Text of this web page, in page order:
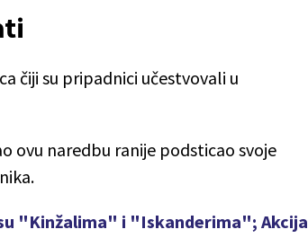
čiji su pripadnici učestvovali u
ovu naredbu ranije podsticao svoje
"Kinžalima" i "Iskanderima"; Akcija